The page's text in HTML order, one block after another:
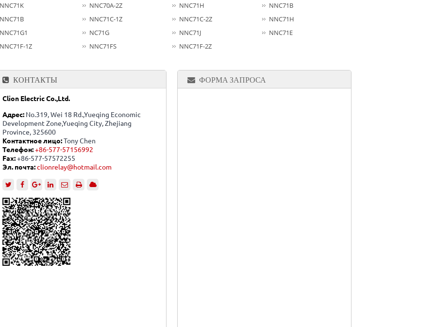
NNC71K
NNC70A-2Z NNC71H
NNC71B
NNC71B
NNC71C-1Z NNC71C-2Z
NNC71H
NNC71G1
NC71G NNC71J
NNC71E
NNC71F-1Z
NNC71FS NNC71F-2Z
ФОРМА ЗАПРОСА
КОНТАКТЫ
Clion Electric Co.,Ltd.
Адрес: No.319, Wei 18 Rd.,Yueqing Economic
Development Zone,Yueqing City, Zhejiang
Province, 325600
Контактное лицо:Tony Chen
Телефон:+86-577-57156992
Fax:+86-577-57572255
Эл. почта:clionrelay@hotmail.com